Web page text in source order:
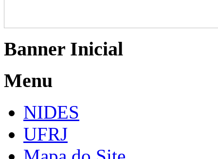
Banner Inicial
Menu
NIDES
UFRJ